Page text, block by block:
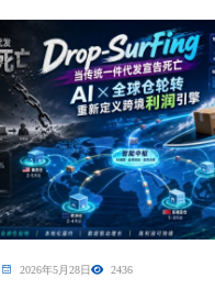
2026年5月28日 2436